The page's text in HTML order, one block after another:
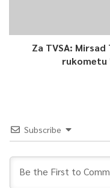
Za TVSA:
rukometu
Subscribe